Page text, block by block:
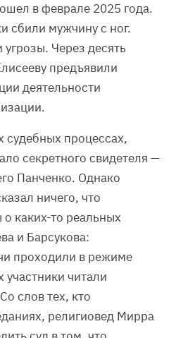
в феврале 2025 года.
сбили мужчину с ног.
Через десять
предъявили
деятельности
судебных процессах,
секретного свидетеля —
Панченко. Однако
ничего, что
каких-то реальных
и Барсукова:
проходили в режиме
читали
слов тех, кто
религиовед Мирра